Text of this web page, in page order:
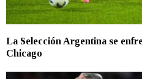
La Selección Argentina se
Chicago